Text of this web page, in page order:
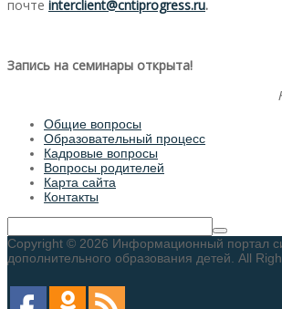
почте interclient@cntiprogress.ru.
Запись на семинары открыта!
Общие вопросы
Образовательный процесс
Кадровые вопросы
Вопросы родителей
Карта сайта
Контакты
Copyright © 2026 Информационный портал
дополнительного образования детей. All